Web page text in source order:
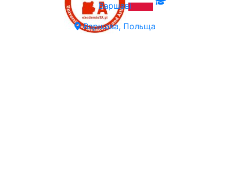
Варшаві
Варшава, Польща